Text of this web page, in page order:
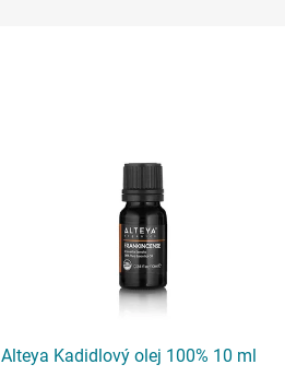
Alteya Kadidlový olej 100% 10 ml